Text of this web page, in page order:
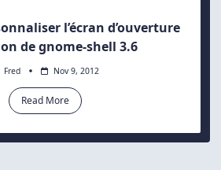
l’écran d’ouverture
de gnome-shell 3.6
Fred Nov 9, 2012
Read More